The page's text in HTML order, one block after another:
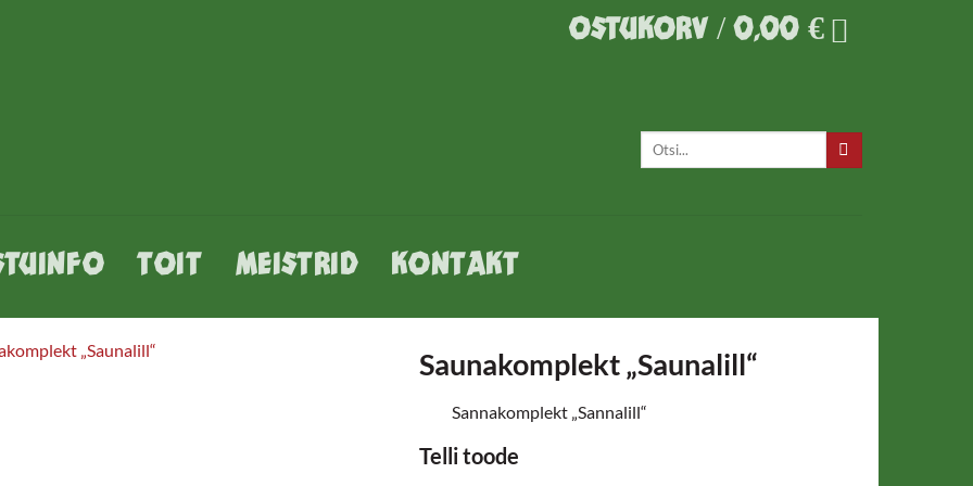
OSTUKORV /0,00 €
Otsi:
TOIT MEISTRID KONTAKT
Saunakomplekt „Saunalill“
Sannakomplekt „Sannalill“
Telli toode